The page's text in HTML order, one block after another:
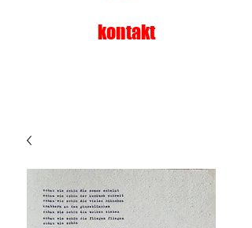
kontakt